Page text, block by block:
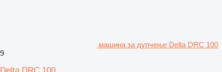
машина за дупчење Delta DRC 100
9